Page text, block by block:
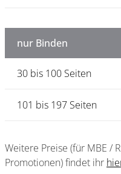
nur Binden
30 bis 100 Seiten
101 bis 197 Seiten
Weitere Preise (für MBE /
Promotionen) findet ihr